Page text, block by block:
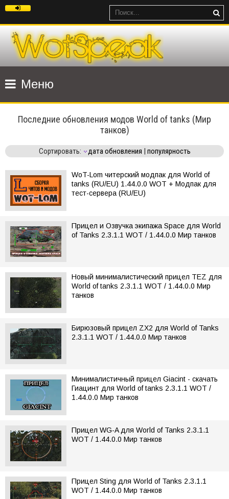
Меню
Последние обновления модов World of tanks (Мир
танков)
Сортировать: дата обновления | популярность
WoT-Lom читерский модпак для World of
tanks (RU/EU) 1.44.0.0 WOT + Модпак для
тест-сервера (RU/EU)
Прицел и Озвучка экипажа Space для World
of Tanks 2.3.1.1 WOT / 1.44.0.0 Мир танков
Новый минималистический прицел TEZ для
World of tanks 2.3.1.1 WOT / 1.44.0.0 Мир
танков
Бирюзовый прицел ZX2 для World of Tanks
2.3.1.1 WOT / 1.44.0.0 Мир танков
Минималистичный прицел Giacint - скачать
Гиацинт для World of tanks 2.3.1.1 WOT /
1.44.0.0 Мир танков
Прицел WG-A для World of Tanks 2.3.1.1
WOT / 1.44.0.0 Мир танков
Прицел Sting для World of Tanks 2.3.1.1
WOT / 1.44.0.0 Мир танков